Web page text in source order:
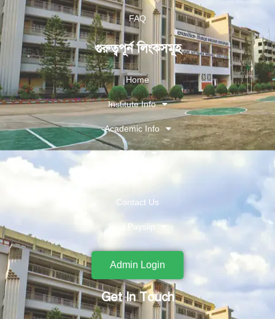
FAQ
গুরুত্বপূর্ন লিংকসমূহ
Home
Institute Info
Academic Info
Gallery
Contact Us
Find Payslip
Admin Login
Get In Touch